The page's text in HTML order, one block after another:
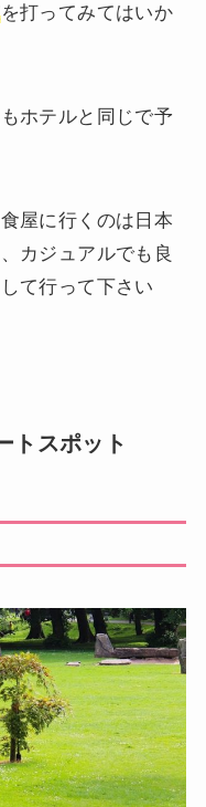
を打ってみてはいか
ホテルと同じで予
屋に行くのは日本
カジュアルでも良
て行って下さい
トスポット